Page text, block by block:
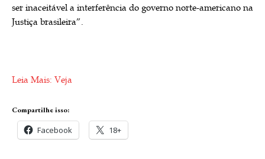
ser inaceitável a interferência do governo norte-americano na
Justiça brasileira”.
Leia Mais: Veja
Compartilhe isso:
Facebook 18+